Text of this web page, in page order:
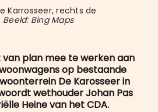
Karrosseer, rechts de
Beeld: Bing Maps
plan mee te werken aan
op bestaande
De Karosseer in
wethouder Johan Pas
Heine van het CDA.